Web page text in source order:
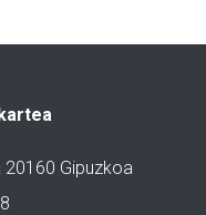
20160 Gipuzkoa